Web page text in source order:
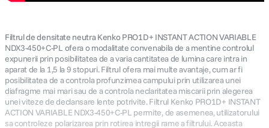
Filtrul de densitate neutra Kenko PRO1D+ INSTANT ACTION VARIABLE
NDX3-450+C-PL ofera o modalitate convenabila de a mentine controlul
expunerii prin posibilitatea de a varia cantitatea de lumina care intra in
aparat de la 1,5 la 9 stopuri. Filtrul ofera mai multe avantaje, cum ar fi
posibilitatea de a controla profunzimea campului prin utilizarea unei
diafragme mai mari sau de a controla neclaritatea miscarii prin alegerea
unei viteze de declansare lente potrivite. Filtrul Kenko PRO1D+ INSTANT
ACTION VARIABLE NDX3-450+C-PL permite, de asemenea, utilizatorului
sa controleze polarizarea prin rotirea intregii rame a filtrului. Aceasta